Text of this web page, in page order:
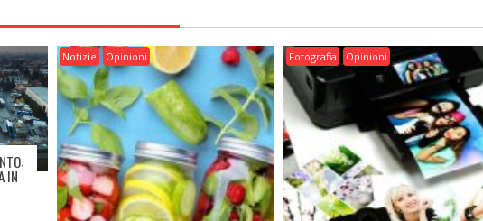
IN
Notizie Opinioni Fotografia Opinioni